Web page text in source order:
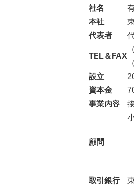
社名
本社
代表者
TEL＆FAX
設立
資本金
事業内容
顧問
取引銀行